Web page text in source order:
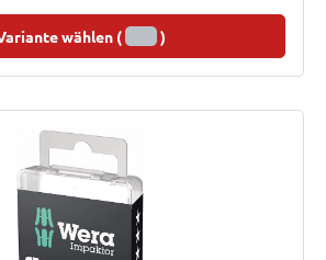
wählen ( )